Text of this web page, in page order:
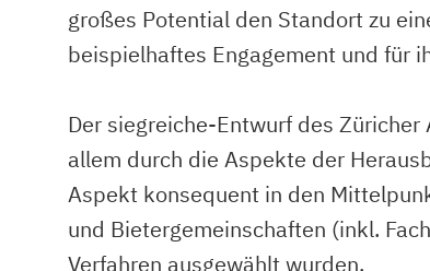
großes Potential den Standort zu
beispielhaftes Engagement und für
Der siegreiche-Entwurf des
allem durch die Aspekte der
Aspekt konsequent in den
und Bietergemeinschaften (inkl.
Verfahren ausgewählt wurden.